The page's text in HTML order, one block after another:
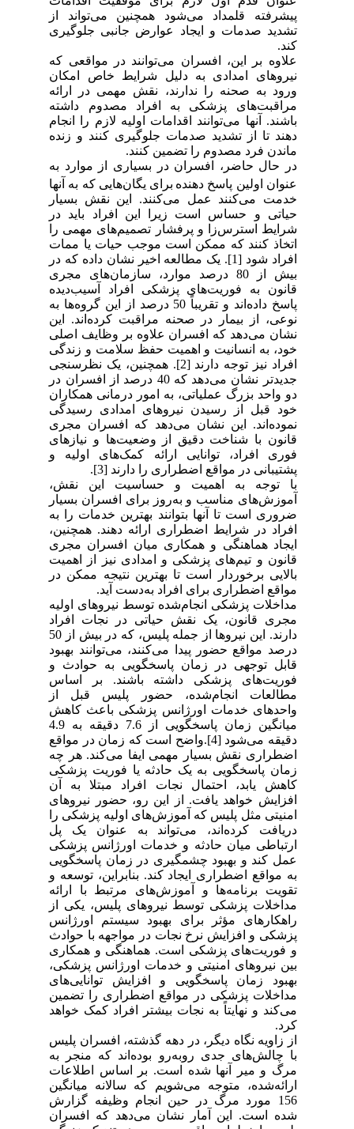
پیشرفته قلمداد می‌شود همچنین می‌تواند از
تشدید صدمات و ایجاد عوارض جانبی جلوگیری
کند.
علاوه بر این، افسران می‌توانند در مواقعی که
نیروهای امدادی به دلیل شرایط خاص امکان
ورود به صحنه را ندارند، نقش مهمی در ارائه
مراقبت‌های پزشکی به افراد مصدوم داشته
باشند. آنها می‌توانند اقدامات اولیه لازم را انجام
دهند تا از تشدید صدمات جلوگیری کنند و زنده
ماندن فرد مصدوم را تضمین کنند.
در حال حاضر، افسران در بسیاری از موارد به
عنوان اولین پاسخ دهندهبرای یگان‌هایی که به آنها
خدمت می‌کنند عمل می‌کنند. این نقش بسیار
حیاتی و حساس است زیرا این افراد باید در
شرایط استرس‌زا و پرفشار تصمیم‌های مهمی را
اتخاذ کنند که ممکن است موجب حیات یا ممات
افراد شود [1].
یک مطالعه اخیر نشان داده که در
بیش از 80 درصد موارد، سازمان‌های مجری
قانون به فوریت‌های پزشکی افراد آسیب‌دیده
پاسخ داده‌اند و تقریباً 50 درصد از این گروه‌ها به
نوعی، از بیمار در صحنه مراقبت کرده‌اند. این
نشان می‌دهد که افسران علاوه بر وظایف اصلی
خود، به انسانیت و اهمیت حفظ سلامت و زندگی
افراد نیز توجه دارند [2]. همچنین، یک نظرسنجی
جدیدتر نشان می‌دهد که 40 درصد از افسران در
دو واحد بزرگ عملیاتی، به امور درمانی همکاران
خود قبل از رسیدن نیروهای امدادی رسیدگی
نموده‌اند. این نشان می‌دهد که افسران مجری
قانون با شناخت دقیق از وضعیت‌ها و نیازهای
فوری افراد، توانایی ارائه کمک‌های اولیه و
پشتیبانی در مواقع اضطراری را دارند [3].
با توجه به اهمیت و حساسیت این نقش،
آموزش‌های مناسب و به‌روز برای افسران بسیار
ضروری است تا آنها بتوانند بهترین خدمات را به
افراد در شرایط اضطراری ارائه دهند. همچنین،
ایجاد هماهنگی و همکاری میان افسران مجری
قانون و تیم‌های پزشکی و امدادی نیز از اهمیت
بالایی برخوردار است تا بهترین نتیجه ممکن در
مواقع اضطراری برای افراد به‌دست آید.
مداخلات پزشکی انجام‌شده توسط نیروهای اولیه
مجری قانون، یک نقش حیاتی در نجات افراد
دارند. این نیروها از جمله پلیس، که در بیش از 50
درصد مواقع حضور پیدا می‌کنند، می‌توانند بهبود
قابل توجهی در زمان پاسخگویی به حوادث و
فوریت‌های پزشکی داشته باشند. بر اساس
مطالعات انجام‌شده، حضور پلیس قبل از
واحدهای خدمات اورژانس پزشکی باعث کاهش
میانگین زمان پاسخگویی از 7.6 دقیقه به 4.9
دقیقه می‌شود [4].واضح است که زمان در مواقع
اضطراری نقش بسیار مهمی ایفا می‌کند. هر چه
زمان پاسخگویی به یک حادثه یا فوریت پزشکی
کاهش یابد، احتمال نجات افراد مبتلا به آن
افزایش خواهد یافت. از این رو، حضور نیروهای
امنیتی مثل پلیس که آموزش‌های اولیه پزشکی را
دریافت کرده‌اند، می‌تواند به عنوان یک پل
ارتباطی میان حادثه و خدمات اورژانس پزشکی
عمل کند و بهبود چشمگیری در زمان پاسخگویی
به مواقع اضطراری ایجاد کند. بنابراین، توسعه و
تقویت برنامه‌ها و آموزش‌های مرتبط با ارائه
مداخلات پزشکی توسط نیروهای پلیس، یکی از
راهکارهای مؤثر برای بهبود سیستم اورژانس
پزشکی و افزایش نرخ نجات در مواجهه با حوادث
و فوریت‌های پزشکی است. هماهنگی و همکاری
بین نیروهای امنیتی و خدمات اورژانس پزشکی،
بهبود زمان پاسخگویی و افزایش توانایی‌های
مداخلات پزشکی در مواقع اضطراری را تضمین
می‌کند و نهایتاً به نجات بیشتر افراد کمک خواهد
کرد.
از زاویه نگاه دیگر، در دهه گذشته، افسران پلیس
با چالش‌های جدی روبه‌رو بوده‌اند که منجر به
مرگ و میر آنها شده است. بر اساس اطلاعات
ارائه‌شده، متوجه می‌شویم که سالانه میانگین
156 مورد مرگ در حین انجام وظیفه گزارش
شده است. این آمار نشان می‌دهد که افسران